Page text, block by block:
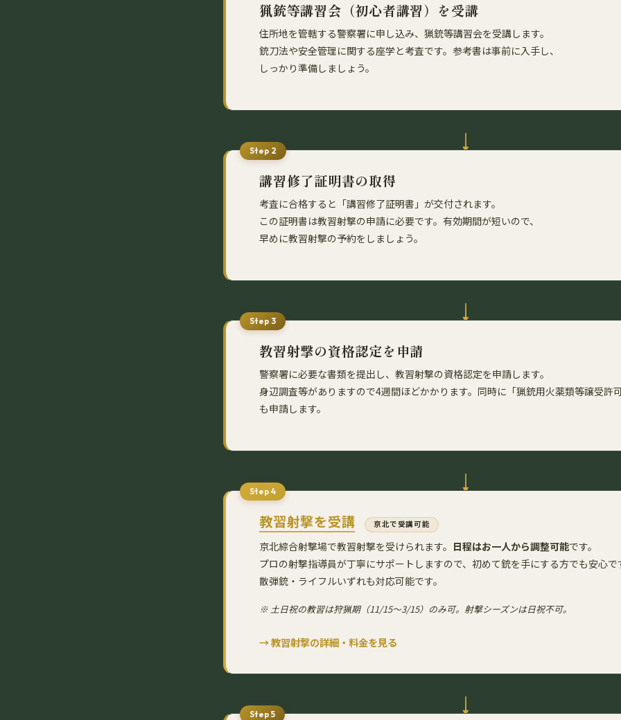
猟銃等講習会（初心者講習）を受講
住所地を管轄する警察署に申し込み、猟銃等講習会を受講します。
銃刀法や安全管理に関する座学と考査です。参考書は事前に入手し、
しっかり準備しましょう。
Step 2
講習修了証明書の取得
考査に合格すると「講習修了証明書」が交付されます。
この証明書は教習射撃の申請に必要です。有効期間が短いので、
早めに教習射撃の予約をしましょう。
Step 3
教習射撃の資格認定を申請
警察署に必要な書類を提出し、教習射撃の資格認定を申請します。
身辺調査等がありますので4週間ほどかかります。同時に「猟銃用火薬類等譲受許
も申請します。
Step 4
教習射撃を受講 京北で受講可能
京北綜合射撃場で教習射撃を受けられます。 日程はお一人から調整可能です。
プロの射撃指導員が丁寧にサポートしますので、初めて銃を手にする方でも安心で
散弾銃・ライフルいずれも対応可能です。
※ 土日祝の教習は狩猟期（11/15～3/15）のみ可。射撃シーズンは日祝不可。
→ 教習射撃の詳細・料金を見る
Step 5